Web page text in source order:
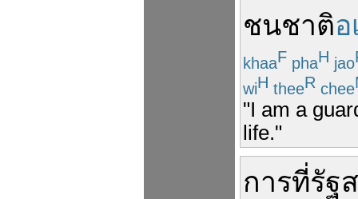
ชนชาติ
khaaF phaH jao
wiH theeR chee
"I am a
life."
การที่รัฐ